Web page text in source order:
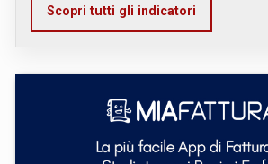
Scopri tutti gli indicatori